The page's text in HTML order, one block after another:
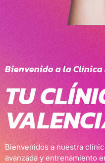
Bienvenido a la Clinica
TU
Bienvenidos a nuestra
avanzada y entrenamiento